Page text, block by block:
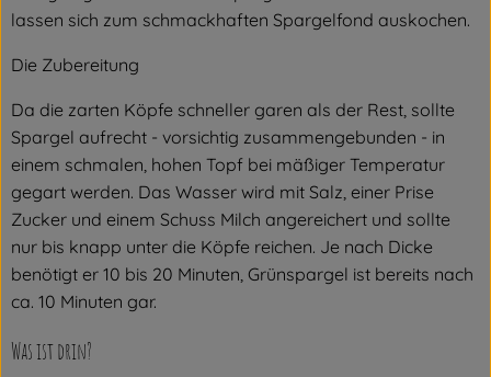
lassen sich zum schmackhaften Spargelfond auskochen.
Die Zubereitung
Da die zarten Köpfe schneller garen als der Rest, sollte
Spargel aufrecht - vorsichtig zusammengebunden - in
einem schmalen, hohen Topf bei mäßiger Temperatur
gegart werden. Das Wasser wird mit Salz, einer Prise
Zucker und einem Schuss Milch angereichert und sollte
nur bis knapp unter die Köpfe reichen. Je nach Dicke
benötigt er 10 bis 20 Minuten, Grünspargel ist bereits nach
ca. 10 Minuten gar.
Was ist drin?